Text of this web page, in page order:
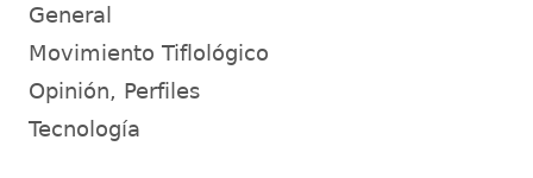
General
Movimiento Tiflológico
Opinión, Perfiles
Tecnología